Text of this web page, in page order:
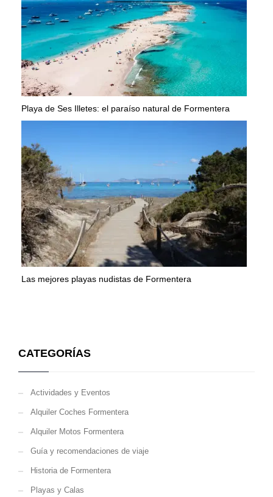
Playa de Ses Illetes: el paraíso natural de Formentera
Las mejores playas nudistas de Formentera
CATEGORÍAS
Actividades y Eventos
Alquiler Coches Formentera
Alquiler Motos Formentera
Guía y recomendaciones de viaje
Historia de Formentera
Playas y Calas